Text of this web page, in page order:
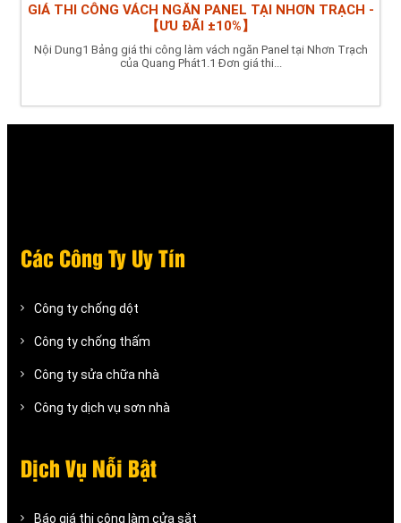
GIÁ THI CÔNG VÁCH NGĂN PANEL TẠI NHƠN TRẠCH -
【ƯU ĐÃI ±10%】
Nội Dung1 Bảng giá thi công làm vách ngăn Panel tại Nhơn Trạch
của Quang Phát1.1 Đơn giá thi...
Các Công Ty Uy Tín
Công ty chống dột
Công ty chống thấm
Công ty sửa chữa nhà
Công ty dịch vụ sơn nhà
Dịch Vụ Nỗi Bật
Báo giá thi công làm cửa sắt